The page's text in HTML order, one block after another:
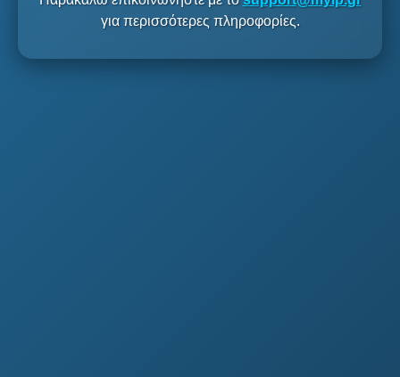
για περισσότερες πληροφορίες.